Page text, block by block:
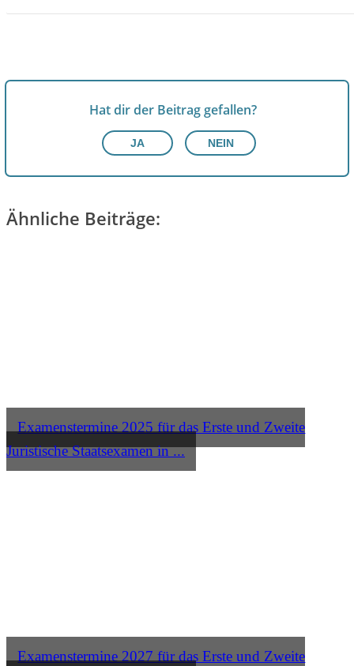
Hat dir der Beitrag gefallen?
JA NEIN
Ähnliche Beiträge:
Examenstermine 2025 für das Erste und Zweite
Juristische Staatsexamen in ...
Examenstermine 2027 für das Erste und Zweite